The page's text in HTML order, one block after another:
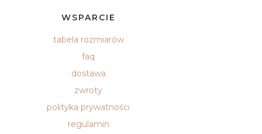
WSPARCIE
tabela rozmiarów
faq
dostawa
zwroty
polityka prywatności
regulamin